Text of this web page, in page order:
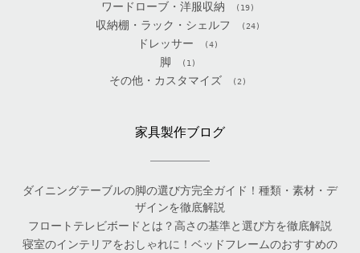
ワードローブ・洋服収納 (19)
収納棚・ラック・シェルフ (24)
ドレッサー (4)
脚 (1)
その他・カスタマイズ (2)
家具製作ブログ
ダイニングテーブルの脚の選び方完全ガイド！種類・素材・デ
ザインを徹底解説
フロートテレビボードとは？高さの基準と選び方を徹底解説
寝室のインテリアをおしゃれに！ベッドフレームのおすすめの